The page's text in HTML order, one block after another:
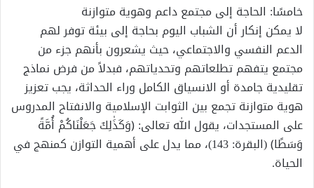
خامسًا: الحاجة إلى مجتمع داعم وهوية متوازنة
لا يمكن إنكار أن الشباب اليوم بحاجة إلى بيئة توفر لهم
الدعم النفسي والاجتماعي، حيث يشعرون بأنهم جزء من
مجتمع يتفهم تطلعاتهم وتحدياتهم، فبدلاً من فرض نماذج
تقليدية جامدة أو الانسياق الكامل وراء الحداثة، يجب تعزيز
هوية متوازنة تجمع بين الثوابت الإسلامية والانفتاح المدروس
على المستجدات، يقول الله تعالى: ﴿وَكَذَٰلِكَ جَعَلْنَاكُمْ أُمَّةً
وَسَطًا﴾ (البقرة: 143)، مما يدل على أهمية التوازن كمنهج في
الحياة.